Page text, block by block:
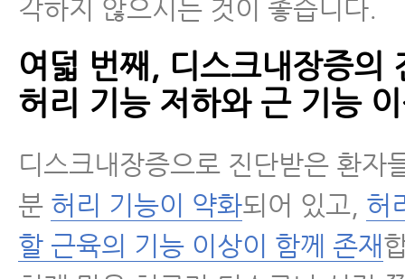
각하지 않으시는 것이 좋습니다.
여덟 번째, 디스크내장증의
허리 기능 저하와 근 기능
디스크내장증으로 진단받은 환자
분 허리 기능이 약화되어 있고, 허
할 근육의 기능 이상이 함께 존재